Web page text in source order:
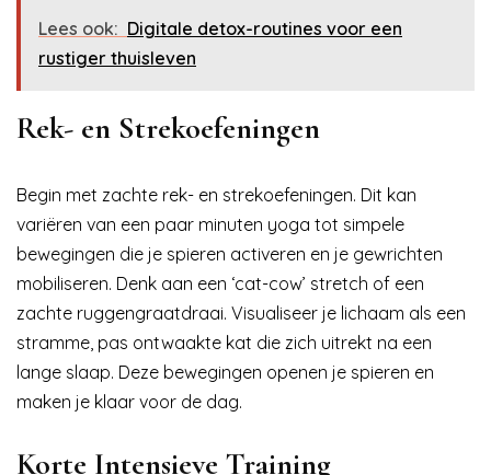
Lees ook: Digitale detox-routines voor een
rustiger thuisleven
Rek- en Strekoefeningen
Begin met zachte rek- en strekoefeningen. Dit kan
variëren van een paar minuten yoga tot simpele
bewegingen die je spieren activeren en je gewrichten
mobiliseren. Denk aan een ‘cat-cow’ stretch of een
zachte ruggengraatdraai. Visualiseer je lichaam als een
stramme, pas ontwaakte kat die zich uitrekt na een
lange slaap. Deze bewegingen openen je spieren en
maken je klaar voor de dag.
Korte Intensieve Training